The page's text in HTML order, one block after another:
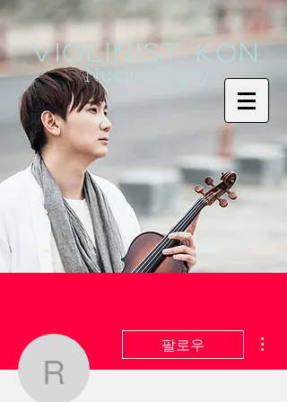
Violinist KoN
Nuevo Gypsy
rovasiw283
팔로우